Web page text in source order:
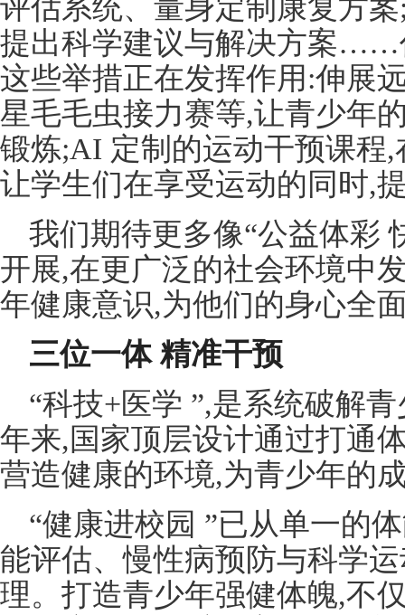
评估系统、量身定制康复方
提出科学建议与解决方案……
这些举措正在发挥作用:伸展
星毛毛虫接力赛等,让青少年
锻炼;AI 定制的运动干预课程
让学生们在享受运动的同时,
我们期待更多像“公益体彩
开展,在更广泛的社会环境中
年健康意识,为他们的身心全
三位一体 精准干预
“科技+医学 ”,是系统破解
年来,国家顶层设计通过打通
营造健康的环境,为青少年的
“健康进校园 ”已从单一的
能评估、慢性病预防与科学
理。打造青少年强健体魄,不